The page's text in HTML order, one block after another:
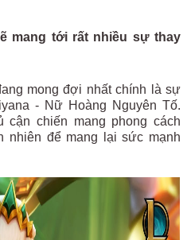
mang tới rất nhiều sự thay
mong đợi nhất chính là sự
- Nữ Hoàng Nguyên Tố.
chiến mang phong cách
nhiên để mang lại sức mạnh